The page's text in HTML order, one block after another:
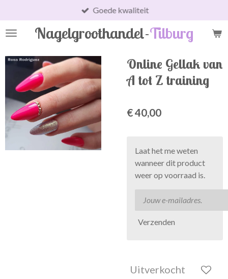
direct
naar
hoofdinhoud
Nagelgroothandel-Tilburg
Goede kwaliteit
Online Gellak van
A tot Z training
€ 40,00
Laat het me weten
wanneer dit product
weer op voorraad is.
Verzenden
Uitverkocht